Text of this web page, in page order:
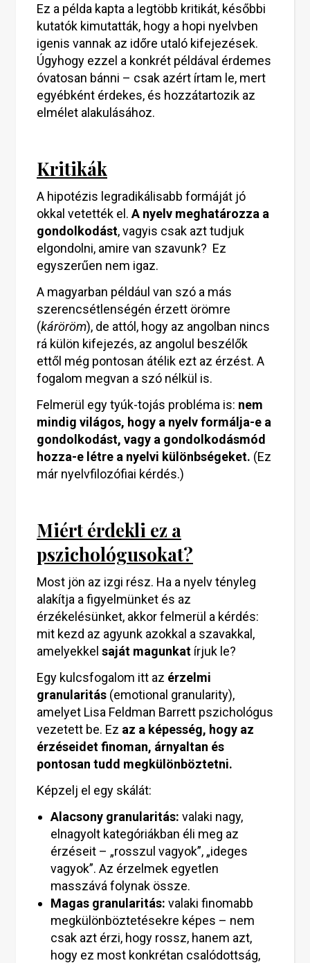
Ez a példa kapta a legtöbb kritikát, későbbi
kutatók kimutatták, hogy a hopi nyelvben
igenis vannak az időre utaló kifejezések.
Úgyhogy ezzel a konkrét példával érdemes
óvatosan bánni – csak azért írtam le, mert
egyébként érdekes, és hozzátartozik az
elmélet alakulásához.
Kritikák
A hipotézis legradikálisabb formáját jó
okkal vetették el. A nyelv meghatározza a
gondolkodást, vagyis csak azt tudjuk
elgondolni, amire van szavunk? Ez
egyszerűen nem igaz.
A magyarban például van szó a más
szerencsétlenségén érzett örömre
(káröröm), de attól, hogy az angolban nincs
rá külön kifejezés, az angolul beszélők
ettől még pontosan átélik ezt az érzést. A
fogalom megvan a szó nélkül is.
Felmerül egy tyúk-tojás probléma is: nem
mindig világos, hogy a nyelv formálja-e a
gondolkodást, vagy a gondolkodásmód
hozza-e létre a nyelvi különbségeket. (Ez
már nyelvfilozófiai kérdés.)
Miért érdekli ez a
pszichológusokat?
Most jön az izgi rész. Ha a nyelv tényleg
alakítja a figyelmünket és az
érzékelésünket, akkor felmerül a kérdés:
mit kezd az agyunk azokkal a szavakkal,
amelyekkel saját magunkat írjuk le?
Egy kulcsfogalom itt az érzelmi
granularitás (emotional granularity),
amelyet Lisa Feldman Barrett pszichológus
vezetett be. Ez az a képesség, hogy az
érzéseidet finoman, árnyaltan és
pontosan tudd megkülönböztetni.
Képzelj el egy skálát:
Alacsony granularitás: valaki nagy,
elnagyolt kategóriákban éli meg az
érzéseit – „rosszul vagyok”, „ideges
vagyok”. Az érzelmek egyetlen
masszává folynak össze.
Magas granularitás: valaki finomabb
megkülönböztetésekre képes – nem
csak azt érzi, hogy rossz, hanem azt,
hogy ez most konkrétan csalódottság,